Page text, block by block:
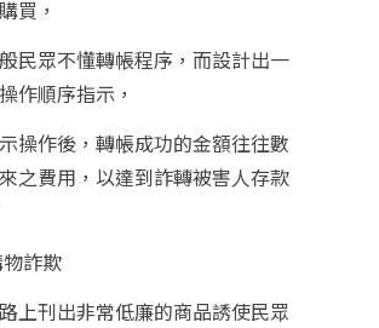
買，
民眾不懂轉帳程序，而設計出一
作順序指示，
操作後，轉帳成功的金額往往數
之費用，以達到詐轉被害人存款
詐欺
上刊出非常低廉的商品誘使民眾